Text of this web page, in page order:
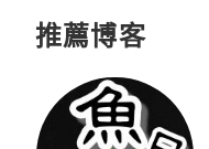
推薦博客